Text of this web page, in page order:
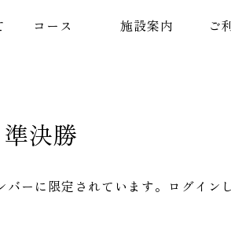
コース 施設案内 ご
決勝
バーに限定されています。ログイ